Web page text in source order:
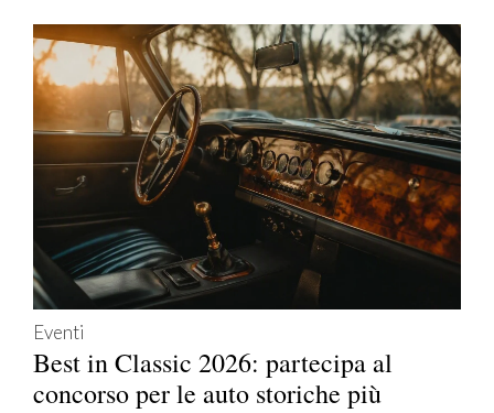
Eventi
Best in Classic 2026: partecipa al
concorso per le auto storiche più